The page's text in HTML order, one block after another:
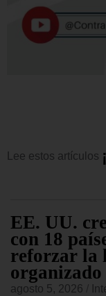
Lee estos artículos ¡
EE. UU.
con 18
reforzar la
organizado
agosto 5, 2026